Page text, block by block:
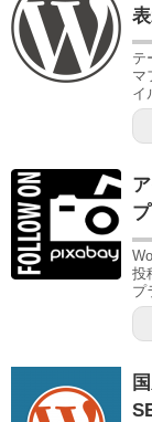
テ
マ
イ
投
プ